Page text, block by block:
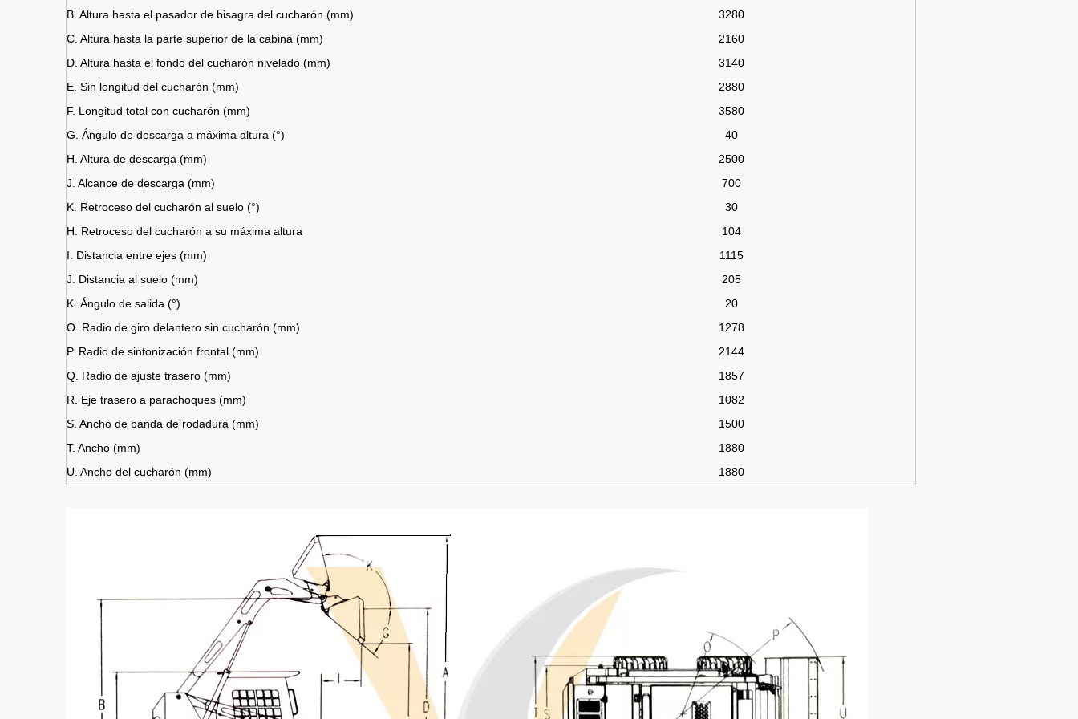
B. Altura hasta el pasador de bisagra del cucharón (mm)
3280
C. Altura hasta la parte superior de la cabina (mm)
2160
D. Altura hasta el fondo del cucharón nivelado (mm)
3140
E. Sin longitud del cucharón (mm)
2880
F. Longitud total con cucharón (mm)
3580
G. Ángulo de descarga a máxima altura (°)
40
H. Altura de descarga (mm)
2500
J. Alcance de descarga (mm)
700
K. Retroceso del cucharón al suelo (°)
30
H. Retroceso del cucharón a su máxima altura
104
I. Distancia entre ejes (mm)
1115
J. Distancia al suelo (mm)
205
K. Ángulo de salida (°)
20
O. Radio de giro delantero sin cucharón (mm)
1278
P. Radio de sintonización frontal (mm)
2144
Q. Radio de ajuste trasero (mm)
1857
R. Eje trasero a parachoques (mm)
1082
S. Ancho de banda de rodadura (mm)
1500
T. Ancho (mm)
1880
U. Ancho del cucharón (mm)
1880